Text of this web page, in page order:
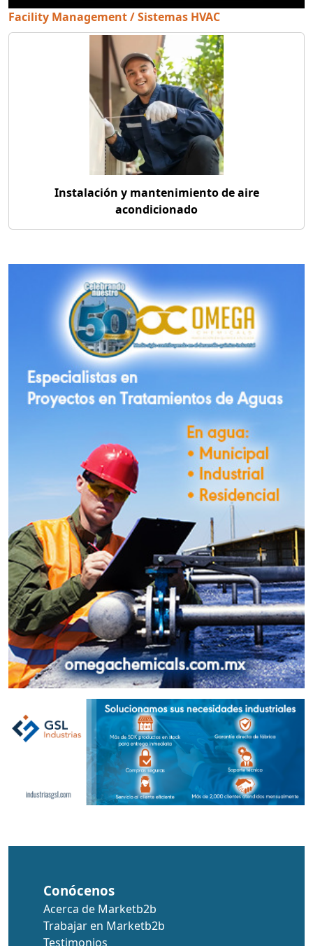
Facility Management / Sistemas HVAC
Instalación y mantenimiento de aire
acondicionado
Conócenos
Acerca de Marketb2b
Trabajar en Marketb2b
Testimonios